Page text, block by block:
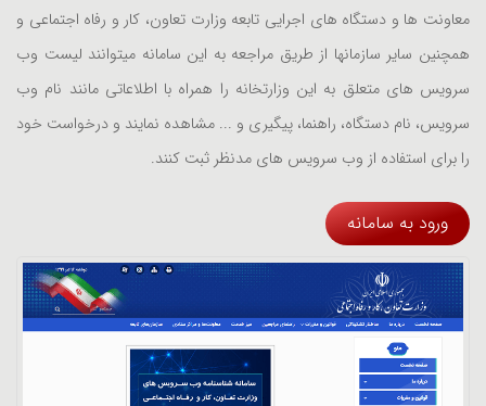
معاونت ها و دستگاه های اجرایی تابعه وزارت تعاون، کار و رفاه اجتماعی و
همچنین سایر سازمانها از طریق مراجعه به این سامانه میتوانند لیست وب
سرویس های متعلق به این وزارتخانه را همراه با اطلاعاتی مانند نام وب
سرویس، نام دستگاه، راهنما، پیگیری و ... مشاهده نمایند و درخواست خود
را برای استفاده از وب سرویس های مدنظر ثبت کنند.
ورود به سامانه